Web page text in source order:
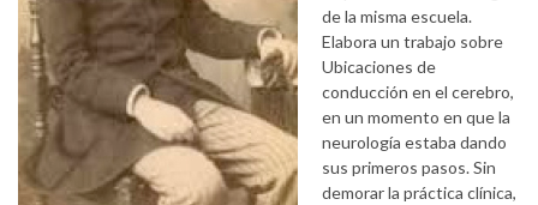
de la misma escuela.
Elabora un trabajo sobre
Ubicaciones de
conducción en el cerebro,
en un momento en que la
neurología estaba dando
sus primeros pasos. Sin
demorar la práctica clínica,